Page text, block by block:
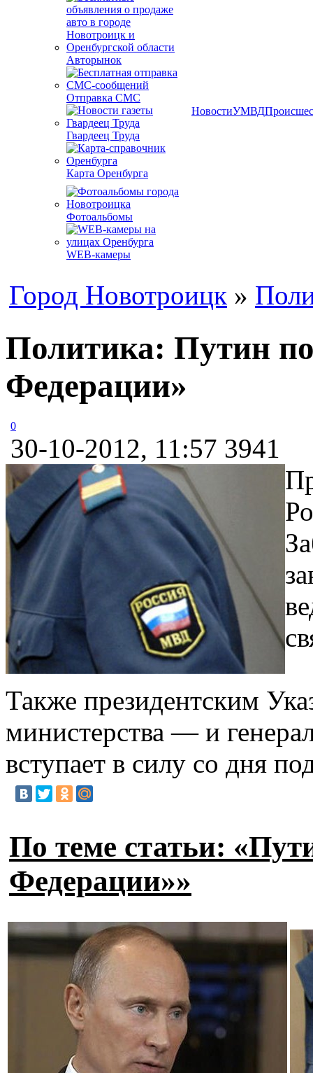
Авторынок
Отправка СМС
Гвардеец Труда
Карта Оренбурга
Фотоальбомы
WEB-камеры
НовостиУМВД
Город Новотроицк »
Политика: Путин
Федерации»
0
30-10-2012, 11:57 3941
Также президентским
министерства — и
вступает в силу со дня
По теме статьи:
Федерации»»